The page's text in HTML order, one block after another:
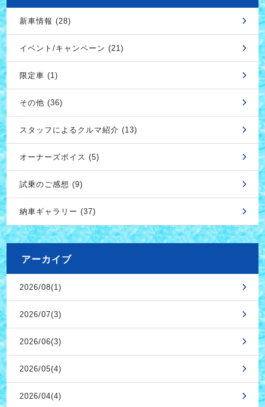
新車情報 (28)
イベント/キャンペーン (21)
限定車 (1)
その他 (36)
スタッフによるクルマ紹介 (13)
オーナーズボイス (5)
試乗のご感想 (9)
納車ギャラリー (37)
アーカイブ
2026/08(1)
2026/07(3)
2026/06(3)
2026/05(4)
2026/04(4)